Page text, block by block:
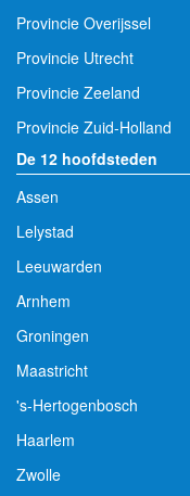
Provincie Overijssel
Provincie Utrecht
Provincie Zeeland
Provincie Zuid-Holland
De 12 hoofdsteden
Assen
Lelystad
Leeuwarden
Arnhem
Groningen
Maastricht
's-Hertogenbosch
Haarlem
Zwolle